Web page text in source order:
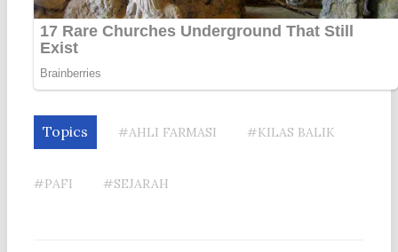
Topics #AHLI FARMASI #KILAS BALIK
#PAFI #SEJARAH